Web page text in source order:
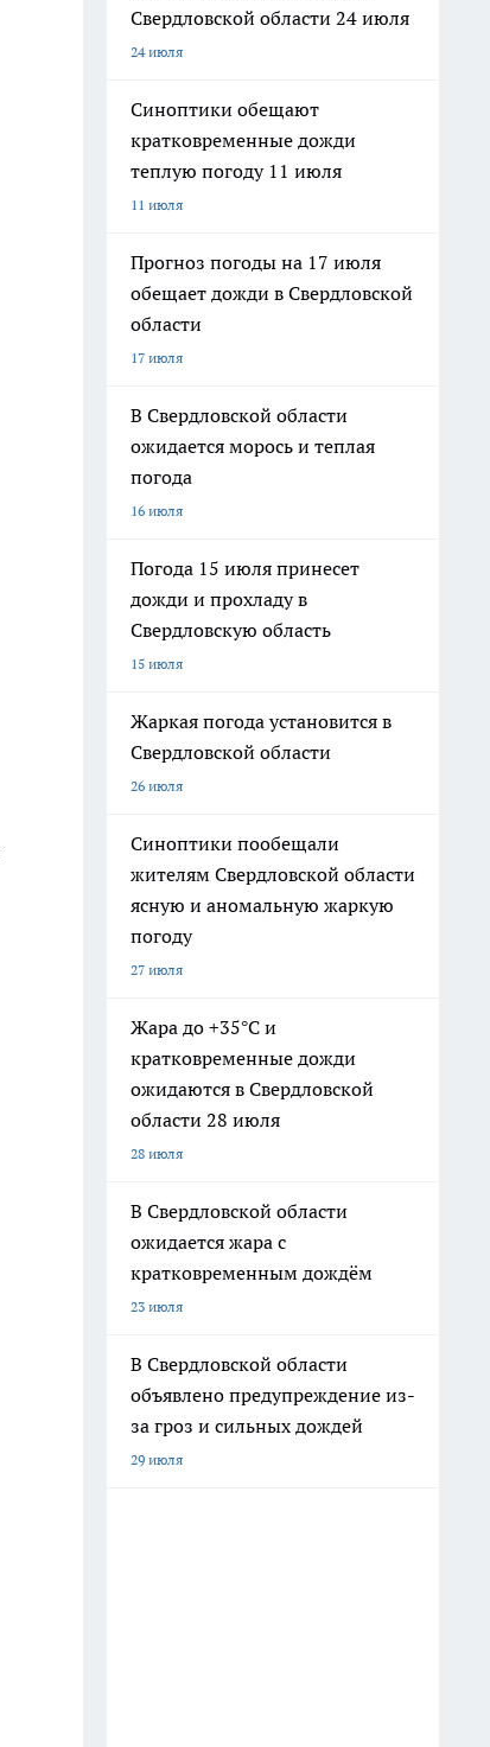
Свердловской области 24 июля
24 июля
Синоптики обещают
кратковременные дожди
теплую погоду 11 июля
11 июля
Прогноз погоды на 17 июля
обещает дожди в Свердловской
области
17 июля
В Свердловской области
ожидается морось и теплая
погода
16 июля
Погода 15 июля принесет
дожди и прохладу в
Свердловскую область
15 июля
Жаркая погода установится в
Свердловской области
26 июля
Синоптики пообещали
жителям Свердловской области
ясную и аномальную жаркую
погоду
27 июля
Жара до +35°С и
кратковременные дожди
ожидаются в Свердловской
области 28 июля
28 июля
В Свердловской области
ожидается жара с
кратковременным дождём
23 июля
В Свердловской области
объявлено предупреждение из-
за гроз и сильных дождей
29 июля